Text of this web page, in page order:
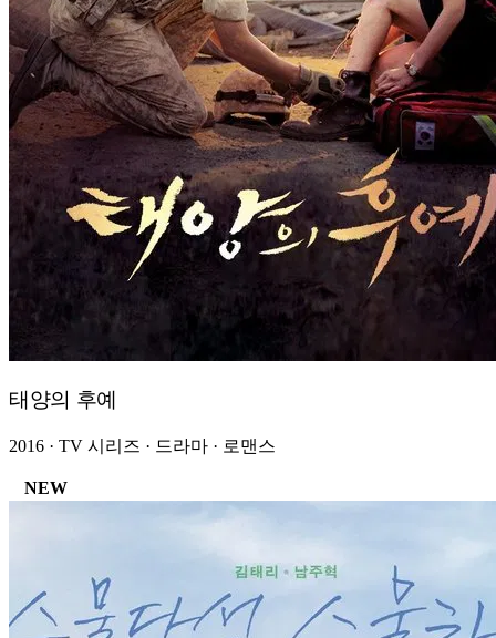
태양의 후예
2016 · TV 시리즈 · 드라마 · 로맨스
NEW